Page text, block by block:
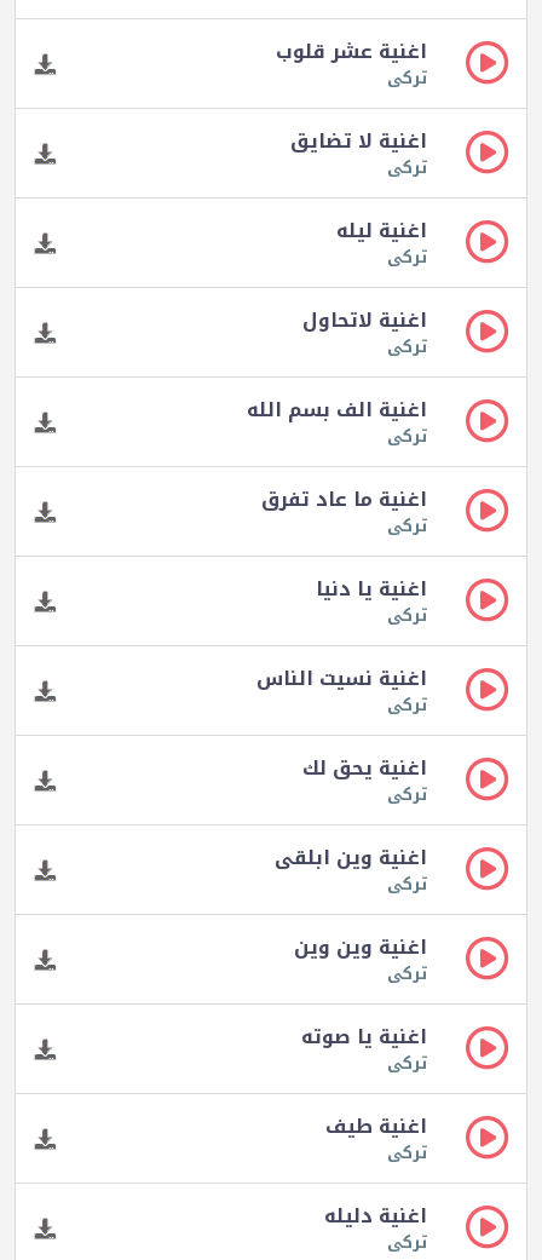
اغنية عشر قلوب
تركى
اغنية لا تضايق
تركى
اغنية ليله
تركى
اغنية لاتحاول
تركى
اغنية الف بسم الله
تركى
اغنية ما عاد تفرق
تركى
اغنية يا دنيا
تركى
اغنية نسيت الناس
تركى
اغنية يحق لك
تركى
اغنية وين ابلقى
تركى
اغنية وين وين
تركى
اغنية يا صوته
تركى
اغنية طيف
تركى
اغنية دليله
تركى